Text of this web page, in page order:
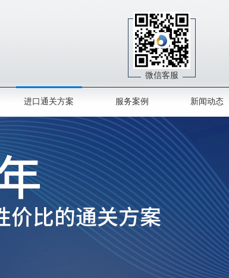
微信客服
进口通关方案 服务案例 新闻动态